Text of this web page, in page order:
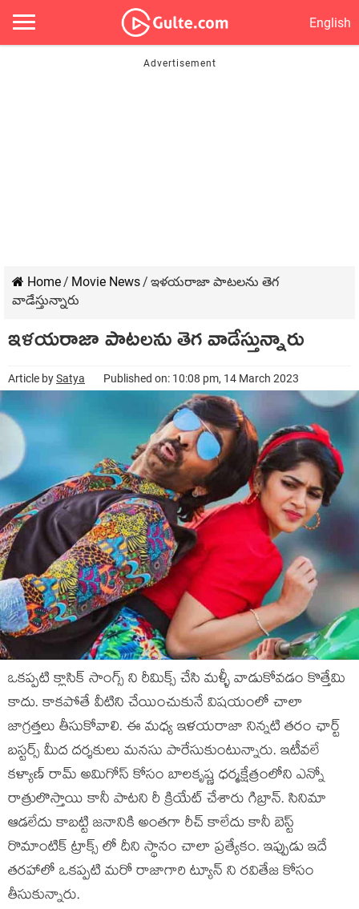
English
Home/ Movie News/ ఇళయరాజా పాటలను తెగ
వాడేస్తున్నారు
ఇళయరాజా పాటలను తెగ వాడేస్తున్నారు
Article bySatya Published on: 10:08 pm, 14 March 2023
ఒకప్పటి క్లాసిక్ సాంగ్స్ ని రీమిక్స్ చేసి మళ్ళీ వాడుకోవడం కొత్తేమి
కాదు. కాకపోతే వీటిని చేయించుకునే విషయంలో చాలా
జాగ్రత్తలు తీసుకోవాలి. ఈ మధ్య ఇళయరాజా నిన్నటి తరం ఛార్ట్
బస్టర్స్ మీద దర్శకులు మనసు పారేసుకుంటున్నారు. ఇటీవలే
కళ్యాణ్ రామ్ అమిగోస్ కోసం బాలకృష్ణ ధర్మక్షేత్రంలోని ఎన్నో
రాత్రులొస్తాయి కానీ పాటని రీ క్రియేట్ చేశారు గిబ్రాన్. సినిమా
ఆడలేదు కాబట్టి జనానికి అంతగా రీచ్ కాలేదు కానీ బెస్ట్
రొమాంటిక్ ట్రాక్స్ లో దీని స్థానం చాలా ప్రత్యేకం. ఇప్పుడు ఇదే
తరహాలో ఒకప్పటి మరో రాజాగారి ట్యూన్ ని రవితేజ కోసం
తీసుకున్నారు.